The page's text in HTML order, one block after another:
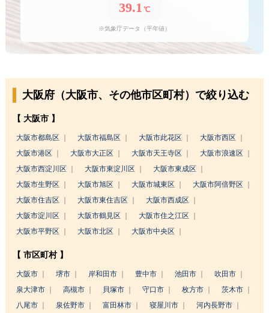
39.1 ℃
※気象庁データ（平年値）
大阪府（大阪市、その他市区町村）で絞り込む
【 大阪市 】
大阪市都島区 大阪市福島区 大阪市此花区
大阪市西区
大阪市港区
大阪市大正区 大阪市天王寺区
大阪市浪速区
大阪市西淀川区
大阪市東淀川区
大阪市東成区
大阪市生野区
大阪市旭区 大阪市城東区
大阪市阿倍野区
大阪市住吉区
大阪市東住吉区
大阪市西成区
大阪市淀川区
大阪市鶴見区
大阪市住之江区
大阪市平野区
大阪市北区 大阪市中央区
【 市区町村 】
大阪市 堺市 岸和田市 豊中市 池田市
吹田市
泉大津市
高槻市 貝塚市 守口市 枚方市
茨木市
八尾市
泉佐野市 富田林市 寝屋川市
河内長野市